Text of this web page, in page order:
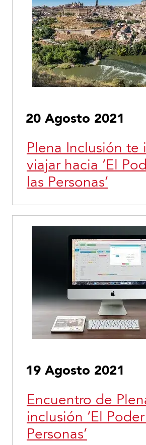
20 Agosto 2021
Plena Inclusión te
viajar hacia ‘El
las Personas’
19 Agosto 2021
Encuentro de
inclusión ‘El
Personas’